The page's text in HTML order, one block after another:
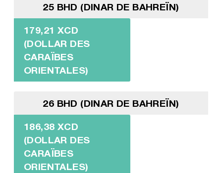
25 BHD (DINAR DE BAHREÏN)
179,21 XCD
(DOLLAR DES
CARAÏBES
ORIENTALES)
26 BHD (DINAR DE BAHREÏN)
186,38 XCD
(DOLLAR DES
CARAÏBES
ORIENTALES)